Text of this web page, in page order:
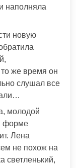
наполняла
новую
же время он
слушал все
молодой
форме
Лена
не похож на
светленький,